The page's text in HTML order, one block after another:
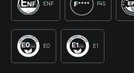
ENF F4S
E0 E1